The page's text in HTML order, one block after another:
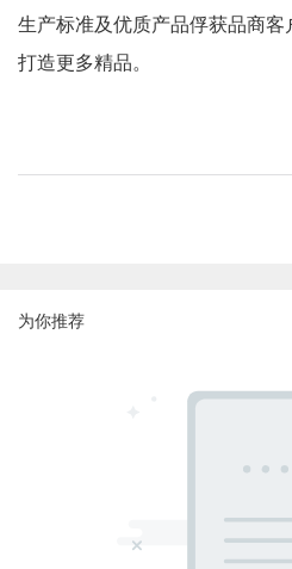
生产标准及优质产品俘获品商
打造更多精品。
为你推荐